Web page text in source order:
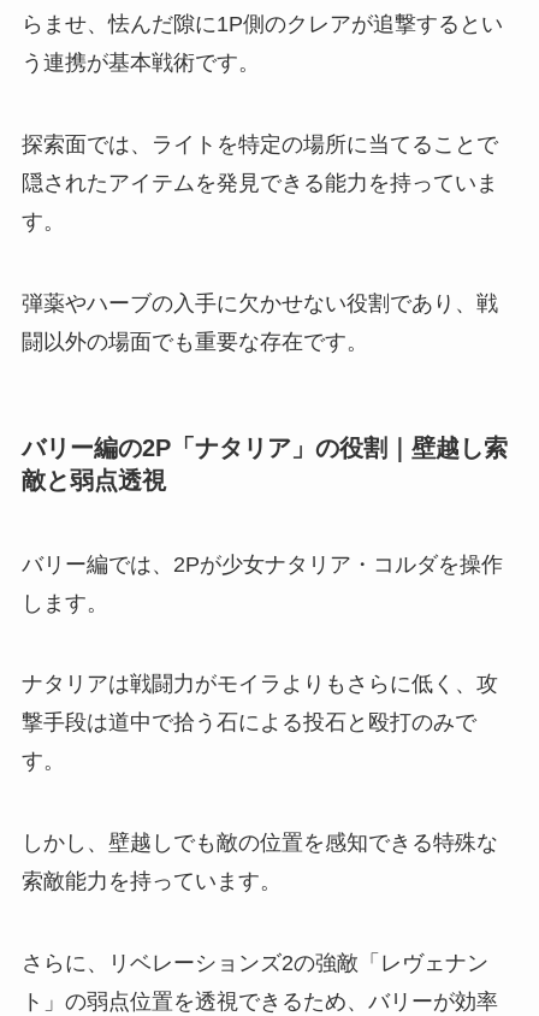
らませ、怯んだ隙に1P側のクレアが追撃するとい
う連携が基本戦術です。
探索面では、ライトを特定の場所に当てることで
隠されたアイテムを発見できる能力を持っていま
す。
弾薬やハーブの入手に欠かせない役割であり、戦
闘以外の場面でも重要な存在です。
バリー編の2P「ナタリア」の役割｜壁越し索
敵と弱点透視
バリー編では、2Pが少女ナタリア・コルダを操作
します。
ナタリアは戦闘力がモイラよりもさらに低く、攻
撃手段は道中で拾う石による投石と殴打のみで
す。
しかし、壁越しでも敵の位置を感知できる特殊な
索敵能力を持っています。
さらに、リベレーションズ2の強敵「レヴェナン
ト」の弱点位置を透視できるため、バリーが効率